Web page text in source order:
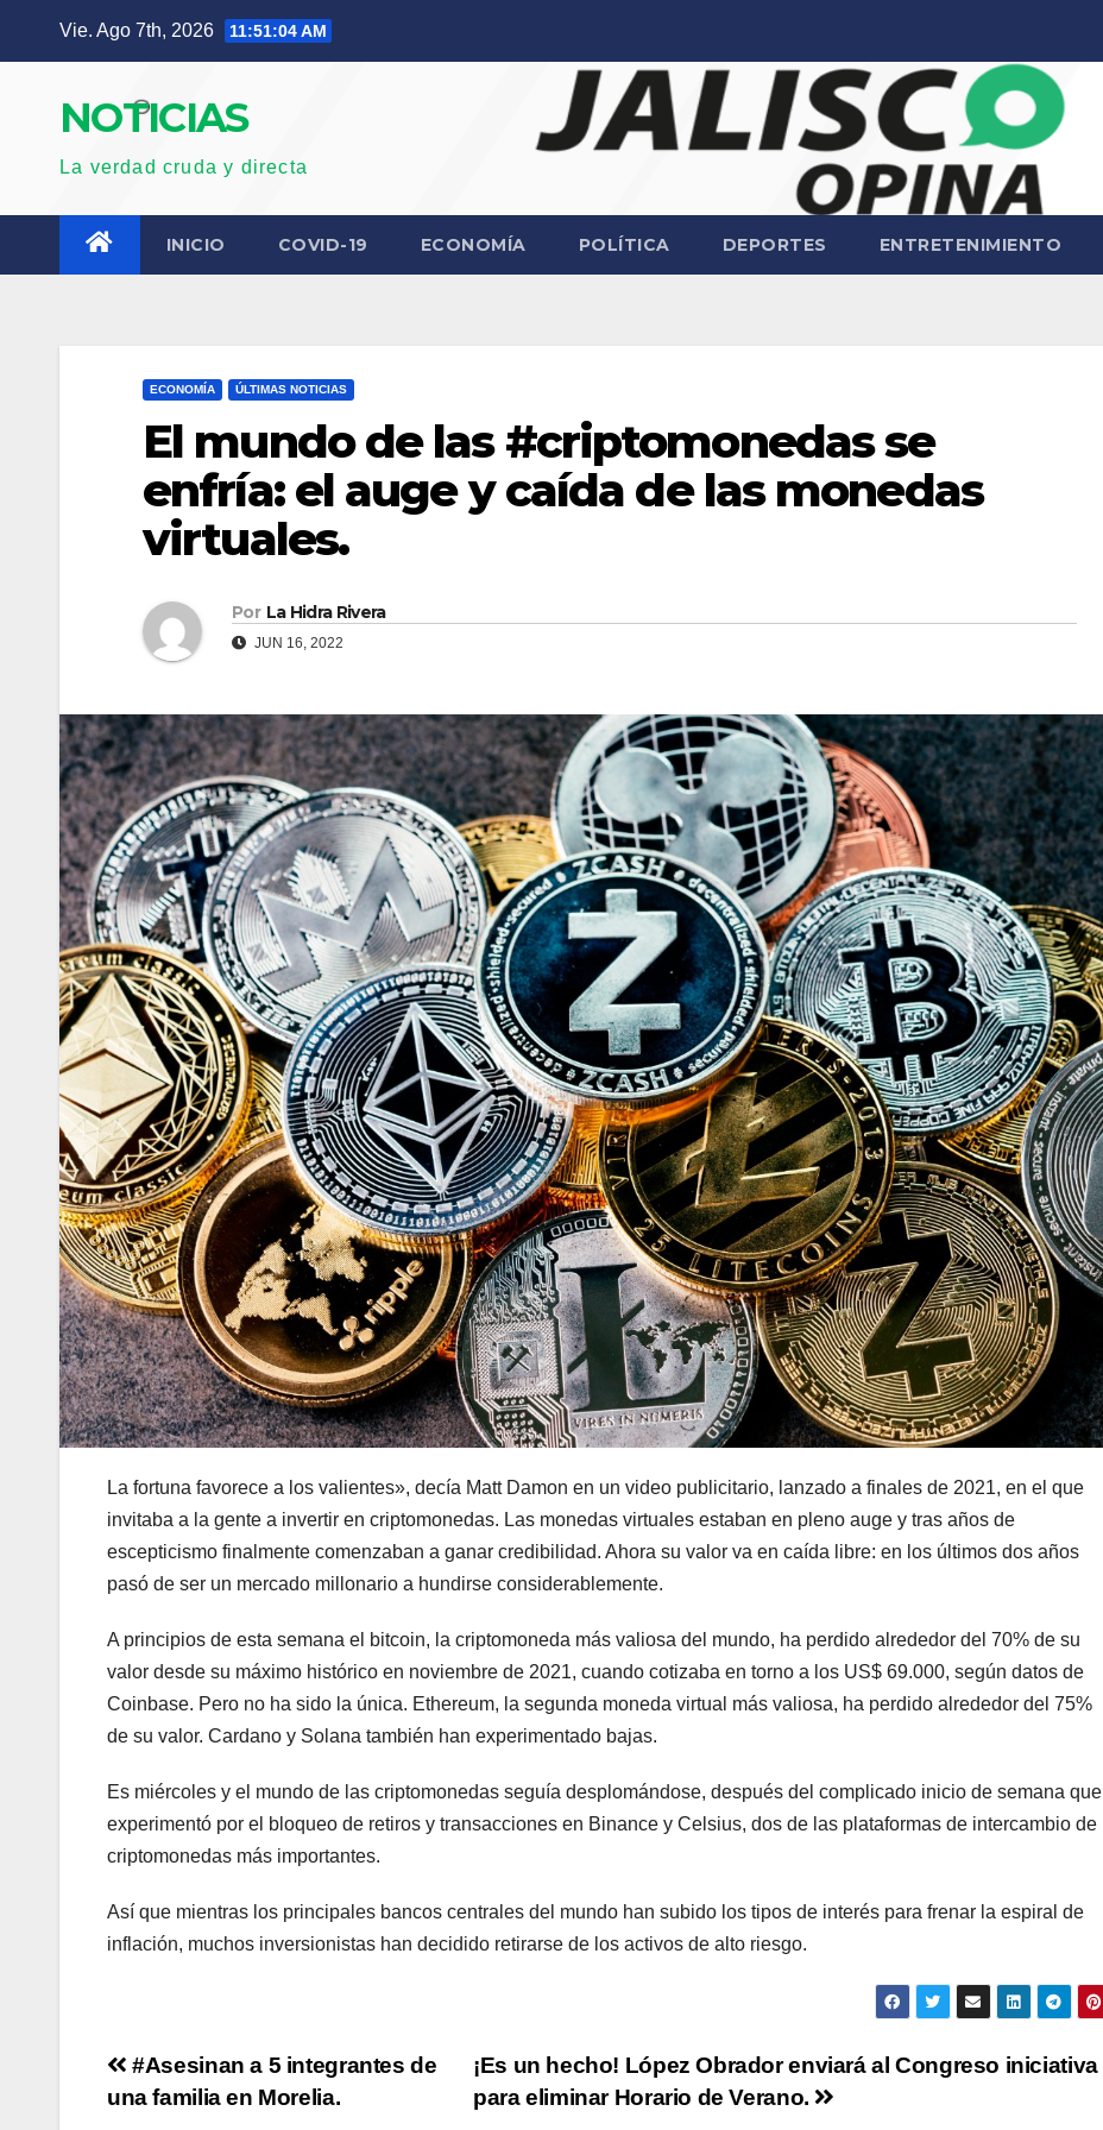
Vie. Ago 7th, 2026 11:51:05 AM
NOTICIAS
La verdad cruda y directa
INICIO COVID-19 ECONOMÍA POLÍTICA DEPORTES ENTRETENIMIENTO
ECONOMÍA ÚLTIMAS NOTICIAS
El mundo de las #criptomonedas se
enfría: el auge y caída de las monedas
virtuales.
Por La Hidra Rivera
JUN 16, 2022
La fortuna favorece a los valientes», decía Matt Damon en un video publicitario, lanzado a finales de 2021, en el que
invitaba a la gente a invertir en criptomonedas. Las monedas virtuales estaban en pleno auge y tras años de
escepticismo finalmente comenzaban a ganar credibilidad. Ahora su valor va en caída libre: en los últimos dos años
pasó de ser un mercado millonario a hundirse considerablemente.
A principios de esta semana el bitcoin, la criptomoneda más valiosa del mundo, ha perdido alrededor del 70% de su
valor desde su máximo histórico en noviembre de 2021, cuando cotizaba en torno a los US$ 69.000, según datos de
Coinbase. Pero no ha sido la única. Ethereum, la segunda moneda virtual más valiosa, ha perdido alrededor del 75%
de su valor. Cardano y Solana también han experimentado bajas.
Es miércoles y el mundo de las criptomonedas seguía desplomándose, después del complicado inicio de semana que
experimentó por el bloqueo de retiros y transacciones en Binance y Celsius, dos de las plataformas de intercambio de
criptomonedas más importantes.
Así que mientras los principales bancos centrales del mundo han subido los tipos de interés para frenar la espiral de
inflación, muchos inversionistas han decidido retirarse de los activos de alto riesgo.
Navegación
¡Es un hecho! López Obrador enviará al Congreso iniciativa
para eliminar Horario de Verano.
#Asesinan a 5 integrantes de
una familia en Morelia.